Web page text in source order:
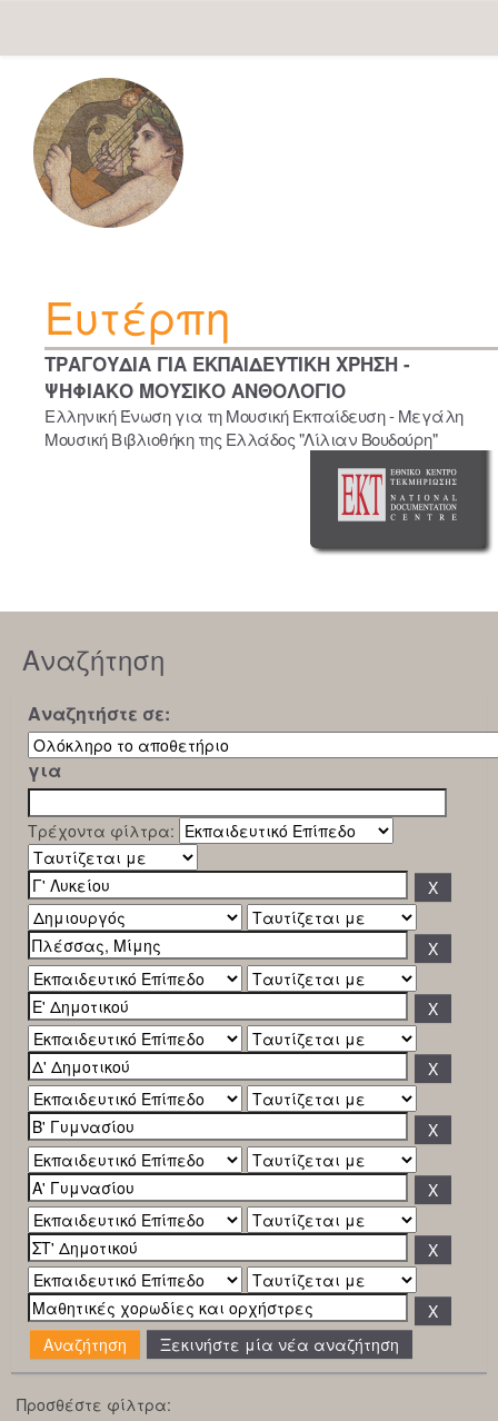
navigation
Ευτέρπη
ΤΡΑΓΟΥΔΙΑ ΓΙΑ ΕΚΠΑΙΔΕΥΤΙΚΗ ΧΡΗΣΗ -
ΨΗΦΙΑΚΟ ΜΟΥΣΙΚΟ ΑΝΘΟΛΟΓΙΟ
Ελληνική Ένωση για τη Μουσική Εκπαίδευση - Μεγάλη
Μουσική Βιβλιοθήκη της Ελλάδος "Λίλιαν Βουδούρη"
Αναζήτηση
Αναζητήστε σε:
για
Τρέχοντα φίλτρα:
Ξεκινήστε μία νέα αναζήτηση
Προσθέστε φίλτρα: